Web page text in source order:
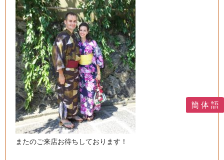
またのご来店お待ちしております！
簡 体 語